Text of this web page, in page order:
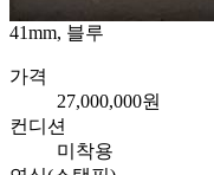
41mm, 블루
가격
27,000,000원
컨디션
미착용